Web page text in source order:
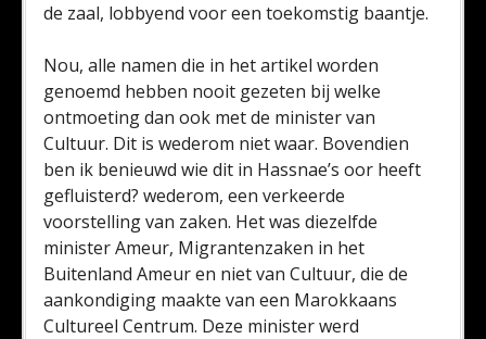
de zaal, lobbyend voor een toekomstig baantje.
Nou, alle namen die in het artikel worden
genoemd hebben nooit gezeten bij welke
ontmoeting dan ook met de minister van
Cultuur. Dit is wederom niet waar. Bovendien
ben ik benieuwd wie dit in Hassnae’s oor heeft
gefluisterd? wederom, een verkeerde
voorstelling van zaken. Het was diezelfde
minister Ameur, Migrantenzaken in het
Buitenland Ameur en niet van Cultuur, die de
aankondiging maakte van een Marokkaans
Cultureel Centrum. Deze minister werd